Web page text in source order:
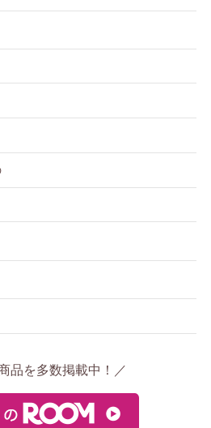
品を多数掲載中！／